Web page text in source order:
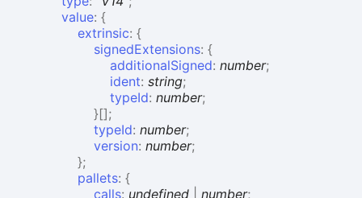
value: {
extrinsic: {
signedExtensions: {
additionalSigned: number;
ident: string;
typeId: number;
}[];
typeId: number;
version: number;
};
pallets: {
calls: undefined number;